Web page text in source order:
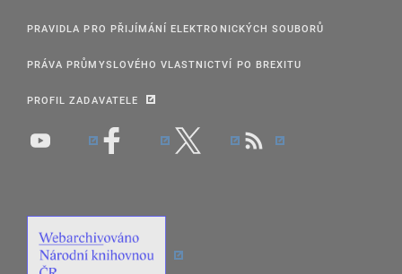
PRAVIDLA PRO PŘIJÍMÁNÍ ELEKTRONICKÝCH SOUBORŮ
PRÁVA PRŮMYSLOVÉHO VLASTNICTVÍ PO BREXITU
PROFIL ZADAVATELE